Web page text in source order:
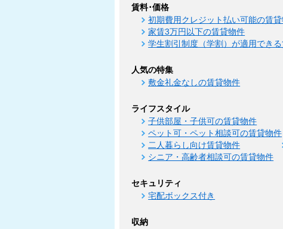
賃料･価格
初期費用クレジット払い可能の賃
家賃3万円以下の賃貸物件
学生割引制度（学割）が適用でき
人気の特集
敷金礼金なしの賃貸物件
ライフスタイル
子供部屋・子供可の賃貸物件
ペット可・ペット相談可の賃貸物件
二人暮らし向け賃貸物件
シニア・高齢者相談可の賃貸物件
セキュリティ
宅配ボックス付き
収納